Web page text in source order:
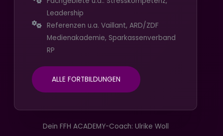
Leadership
Referenzen u.a. Vaillant, ARD/ZDF
Medienakademie, Sparkassenverband
RP
ALLE FORTBILDUNGEN
Dein FFH ACADEMY-Coach: Ulrike Woll